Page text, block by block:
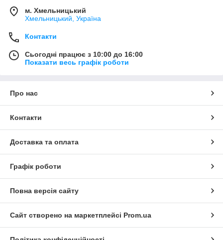
м. Хмельницький
Хмельницький, Україна
Контакти
Сьогодні працює з 10:00 до 16:00
Показати весь графік роботи
Про нас
Контакти
Доставка та оплата
Графік роботи
Повна версія сайту
Сайт створено на маркетплейсі Prom.ua